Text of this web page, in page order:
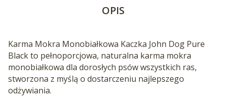
OPIS
Karma Mokra Monobiałkowa Kaczka John Dog Pure
Black to pełnoporcjowa, naturalna karma mokra
monobiałkowa dla dorosłych psów wszystkich ras,
stworzona z myślą o dostarczeniu najlepszego
odżywiania.